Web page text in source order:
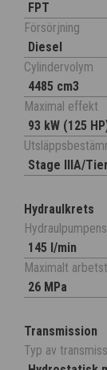
FPT
Försörjning
Diesel
Cylindervolym
4485 cm3
Maximal effekt
93 kW (125
Stage IIIA/
Hydraulkrets
145 l/min
Maximalt
26 MPa
Transmission
Typ av